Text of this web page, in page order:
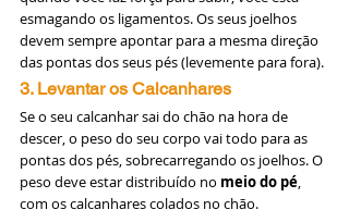
esmagando os ligamentos. Os seus joelhos
devem sempre apontar para a mesma direção
das pontas dos seus pés (levemente para fora).
3. Levantar os Calcanhares
Se o seu calcanhar sai do chão na hora de
descer, o peso do seu corpo vai todo para as
pontas dos pés, sobrecarregando os joelhos. O
peso deve estar distribuído no meio do pé,
com os calcanhares colados no chão.